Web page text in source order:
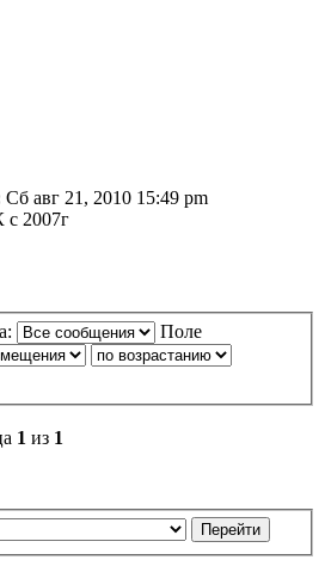
Сб авг 21, 2010 15:49 pm
с 2007г
Поле
1 из 1